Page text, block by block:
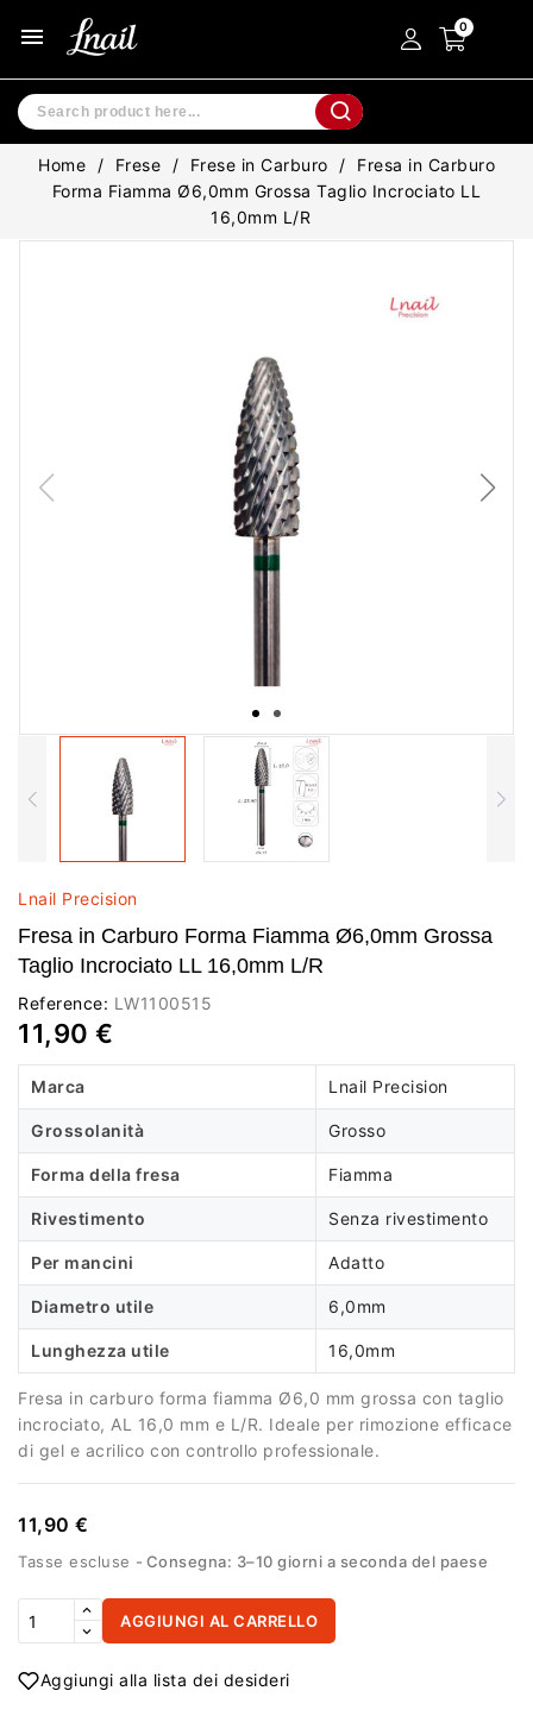
menu
Home Frese Frese in Carburo
Fresa in Carburo
Forma Fiamma Ø6,0mm Grossa Taglio Incrociato LL
16,0mm L/R
Lnail Precision
Fresa in Carburo Forma Fiamma Ø6,0mm Grossa
Taglio Incrociato LL 16,0mm L/R
Reference: LW1100515
11,90 €
Marca Lnail Precision
Grossolanità Grosso
Forma della fresa Fiamma
Rivestimento Senza rivestimento
Per mancini Adatto
Diametro utile 6,0mm
Lunghezza utile 16,0mm
Fresa in carburo forma fiamma Ø6,0 mm grossa con taglio
incrociato, AL 16,0 mm e L/R. Ideale per rimozione efficace
di gel e acrilico con controllo professionale.
11,90 €
Tasse escluse Consegna: 3–10 giorni a seconda del paese
AGGIUNGI AL CARRELLO
Aggiungi alla lista dei desideri